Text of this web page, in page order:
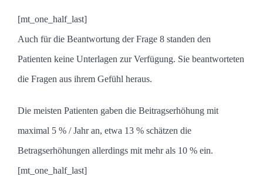
[mt_one_half_last]
Auch für die Beantwortung der Frage 8 standen den
Patienten keine Unterlagen zur Verfügung. Sie beantworteten
die Fragen aus ihrem Gefühl heraus.
Die meisten Patienten gaben die Beitragserhöhung mit
maximal 5 % / Jahr an, etwa 13 % schätzen die
Betragserhöhungen allerdings mit mehr als 10 % ein.
[mt_one_half_last]